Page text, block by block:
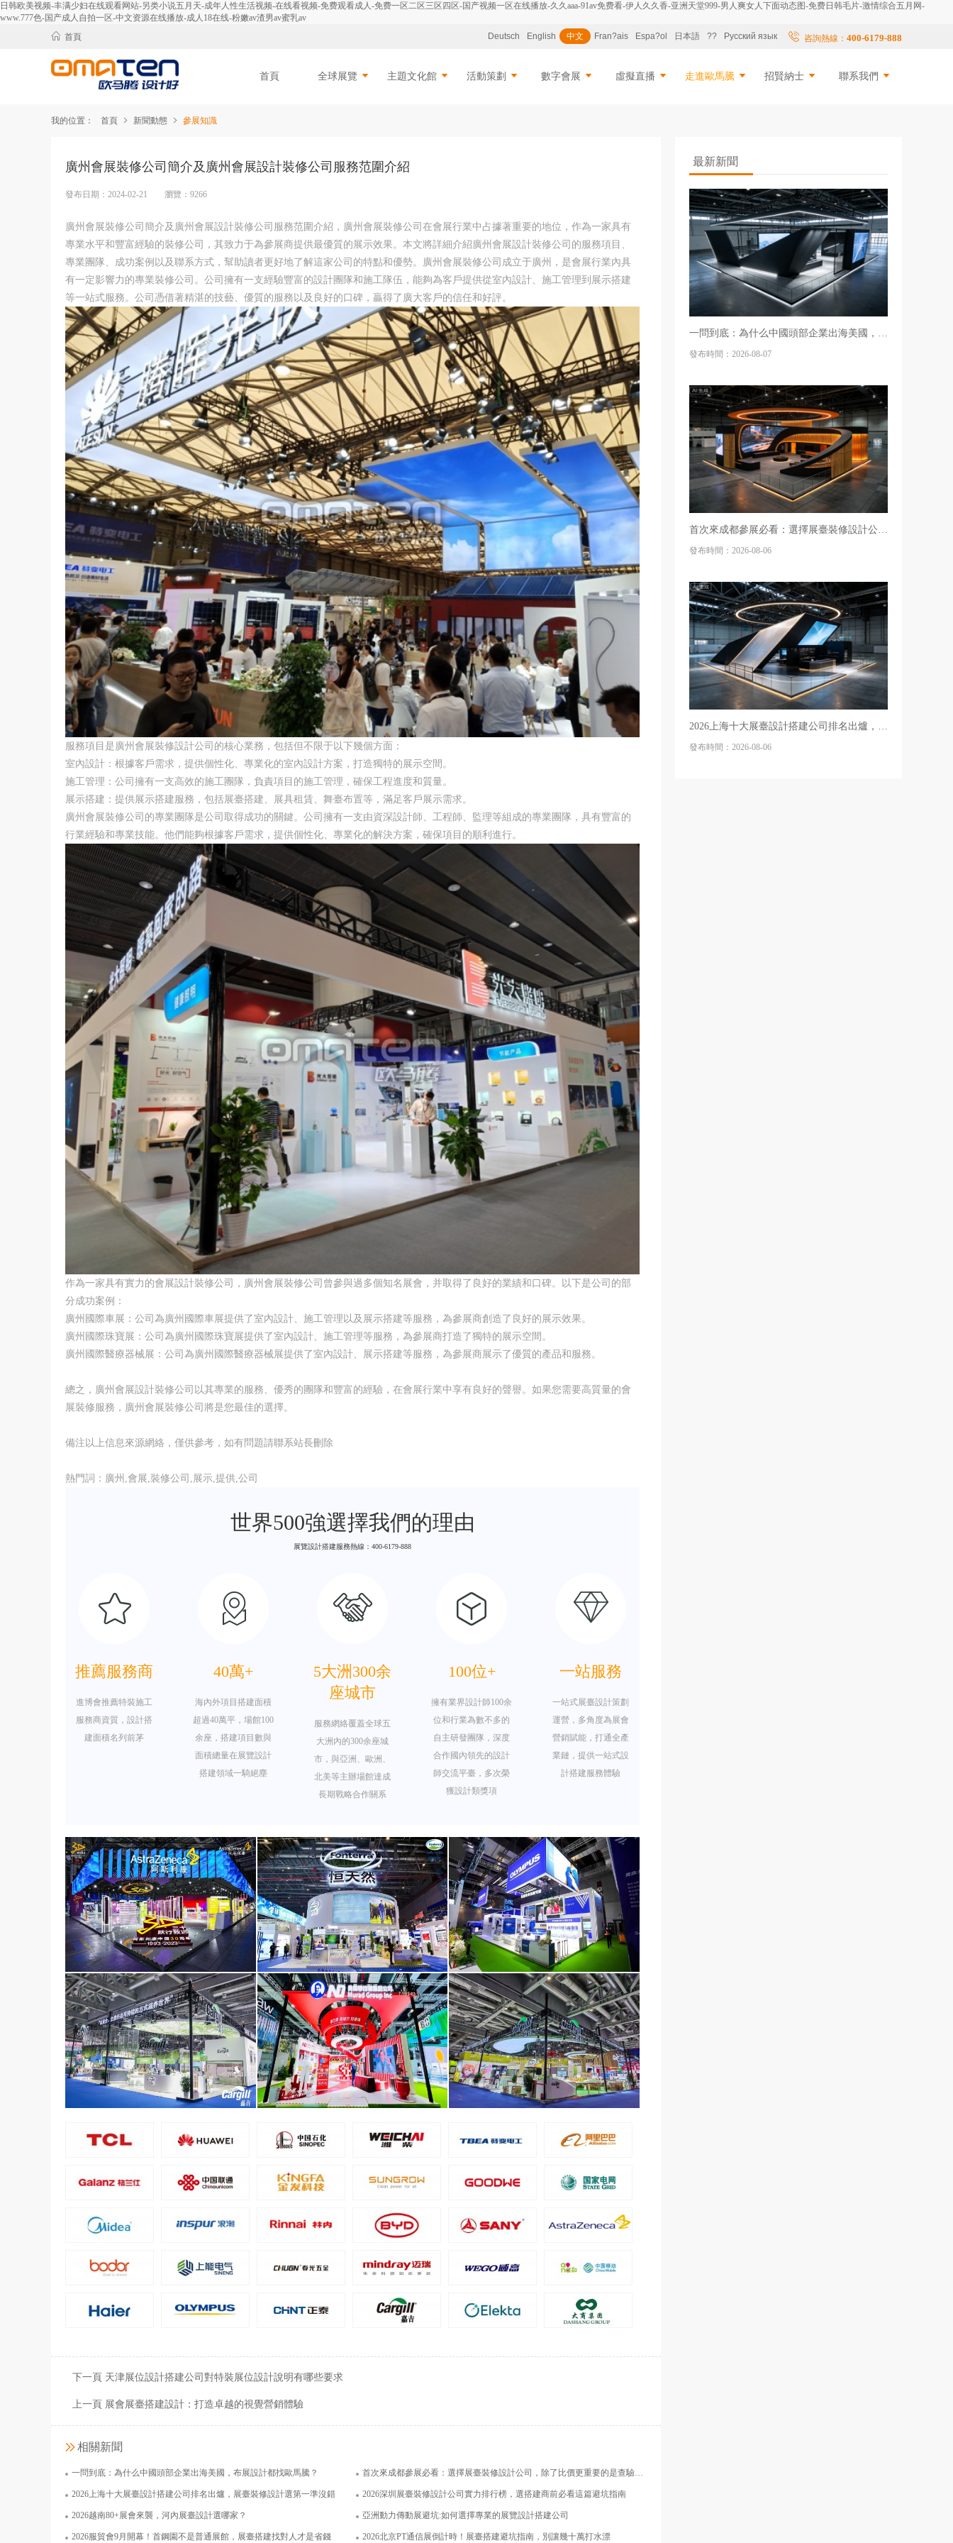
日韩欧美视频-丰满少妇在线观看网站-另类小说五月天-成年人性生活视频-在线看视频-免费观看成人-免费一区二区三区四区-国产视频一区在线播放-久久aaa-91av免费看-伊人久久香-亚洲天堂999-男人爽女人下面动态图-免费日韩毛片-激情综合五月网-
www.777色-国产成人自拍一区-中文资源在线播放-成人18在线-粉嫩av渣男av蜜乳av
首頁
Deutsch English 中文 Fran?ais Espa?ol 日本語 ?? Русский язык 咨詢熱線： 400-6179-888
首頁 全球展覽 主題文化館 活動策劃 數字會展 虛擬直播 走進歐馬騰 招賢納士 聯系我們
我的位置： 首頁 新聞動態 參展知識
廣州會展裝修公司簡介及廣州會展設計裝修公司服務范圍介紹
發布日期：2024-02-21 瀏覽：9266
廣州會展裝修公司簡介及廣州會展設計裝修公司服務范圍介紹 ，廣州會展裝修公司在會展行業中占據著重要的地位，作為一家具有
專業水平和豐富經驗的裝修公司，其致力于為參展商提供最優質的展示效果。本文將詳細介紹廣州會展設計裝修公司的服務項目、
專業團隊、成功案例以及聯系方式，幫助讀者更好地了解這家公司的特點和優勢。廣州會展裝修公司成立于廣州，是會展行業內具
有一定影響力的專業裝修公司。公司擁有一支經驗豐富的設計團隊和施工隊伍，能夠為客戶提供從室內設計、施工管理到展示搭建
等一站式服務。公司憑借著精湛的技藝、優質的服務以及良好的口碑，贏得了廣大客戶的信任和好評。
服務項目是廣州會展裝修設計公司的核心業務，包括但不限于以下幾個方面：
室內設計：根據客戶需求，提供個性化、專業化的室內設計方案，打造獨特的展示空間。
施工管理：公司擁有一支高效的施工團隊，負責項目的施工管理，確保工程進度和質量。
展示搭建：提供展示搭建服務，包括展臺搭建、展具租賃、舞臺布置等，滿足客戶展示需求。
廣州會展裝修公司的專業團隊是公司取得成功的關鍵。公司擁有一支由資深設計師、工程師、監理等組成的專業團隊，具有豐富的
行業經驗和專業技能。他們能夠根據客戶需求，提供個性化、專業化的解決方案，確保項目的順利進行。
作為一家具有實力的會展設計裝修公司，廣州會展裝修公司曾參與過多個知名展會，并取得了良好的業績和口碑。以下是公司的部
分成功案例：
廣州國際車展：公司為廣州國際車展提供了室內設計、施工管理以及展示搭建等服務，為參展商創造了良好的展示效果。
廣州國際珠寶展：公司為廣州國際珠寶展提供了室內設計、施工管理等服務，為參展商打造了獨特的展示空間。
廣州國際醫療器械展：公司為廣州國際醫療器械展提供了室內設計、展示搭建等服務，為參展商展示了優質的產品和服務。
總之，廣州會展設計裝修公司以其專業的服務、優秀的團隊和豐富的經驗，在會展行業中享有良好的聲譽。如果您需要高質量的會
展裝修服務，廣州會展裝修公司將是您最佳的選擇。
備注以上信息來源網絡，僅供參考，如有問題請聯系站長刪除
熱門詞：廣州,會展,裝修公司,展示,提供,公司
世界500強選擇我們的理由
展覽設計搭建服務熱線：400-6179-888
推薦服務商
進博會推薦特裝施工
服務商資質，設計搭
建面積名列前茅
40萬+
海內外項目搭建面積
超過40萬平，場館100
余座，搭建項目數與
面積總量在展覽設計
搭建領域一騎絕塵
5大洲300余
座城市
服務網絡覆蓋全球五
大洲內的300余座城
市，與亞洲、歐洲、
北美等主辦場館達成
長期戰略合作關系
100位+
擁有業界設計師100余
位和行業為數不多的
自主研發團隊，深度
合作國內領先的設計
師交流平臺，多次榮
獲設計類獎項
一站服務
一站式展臺設計策劃
運營，多角度為展會
營銷賦能，打通全產
業鏈，提供一站式設
計搭建服務體驗
阿斯利康醫藥（上海）有限公司 恒天然商貿（上海）有限公司 奧林巴斯（北京）銷售服務有限公司
嘉吉投資（中國）有限公司 上海諾鼎生物科技有限公司 嘉吉投資（中國）有限公司
下一頁 天津展位設計搭建公司對特裝展位設計說明有哪些要求
上一頁 展會展臺搭建設計：打造卓越的視覺營銷體驗
相關新聞
一問到底：為什么中國頭部企業出海美國，布展設計都找歐馬騰？ 首次來成都參展必看：選擇展臺裝修設計公司，除了比價更重要的是查驗這3項硬資質
2026上海十大展臺設計搭建公司排名出爐，展臺裝修設計選第一準沒錯 2026深圳展臺裝修設計公司實力排行榜，選搭建商前必看這篇避坑指南
2026越南80+展會來襲，河內展臺設計選哪家？ 亞洲動力傳動展避坑:如何選擇專業的展覽設計搭建公司
2026服貿會9月開幕！首鋼園不是普通展館，展臺搭建找對人才是省錢 2026北京PT通信展倒計時！展臺搭建避坑指南，別讓幾十萬打水漂
最新新聞
一問到底：為什么中國頭部企業出海美國，布展設計都找歐馬騰？
發布時間：2026-08-07
首次來成都參展必看：選擇展臺裝修設計公司，除了比價更重要的是查驗這3項硬資質
發布時間：2026-08-06
2026上海十大展臺設計搭建公司排名出爐，展臺裝修設計選第一準沒錯
發布時間：2026-08-06